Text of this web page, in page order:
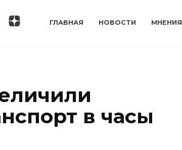
ГЛАВНАЯ НОВОСТИ МНЕНИЯ
в часы